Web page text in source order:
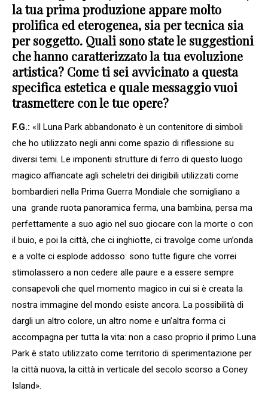
la tua prima produzione appare molto
prolifica ed eterogenea, sia per tecnica sia
per soggetto. Quali sono state le suggestioni
che hanno caratterizzato la tua evoluzione
artistica? Come ti sei avvicinato a questa
specifica estetica e quale messaggio vuoi
trasmettere con le tue opere?
F.G.: «Il Luna Park abbandonato è un contenitore di simboli
che ho utilizzato negli anni come spazio di riflessione su
diversi temi. Le imponenti strutture di ferro di questo luogo
magico affiancate agli scheletri dei dirigibili utilizzati come
bombardieri nella Prima Guerra Mondiale che somigliano a
una grande ruota panoramica ferma, una bambina, persa ma
perfettamente a suo agio nel suo giocare con la morte o con
il buio, e poi la città, che ci inghiotte, ci travolge come un’onda
e a volte ci esplode addosso: sono tutte figure che vorrei
stimolassero a non cedere alle paure e a essere sempre
consapevoli che quel momento magico in cui si è creata la
nostra immagine del mondo esiste ancora. La possibilità di
dargli un altro colore, un altro nome e un’altra forma ci
accompagna per tutta la vita: non a caso proprio il primo Luna
Park è stato utilizzato come territorio di sperimentazione per
la città nuova, la città in verticale del secolo scorso a Coney
Island».